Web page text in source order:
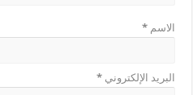
الاسم*
البريد الإلكتروني*